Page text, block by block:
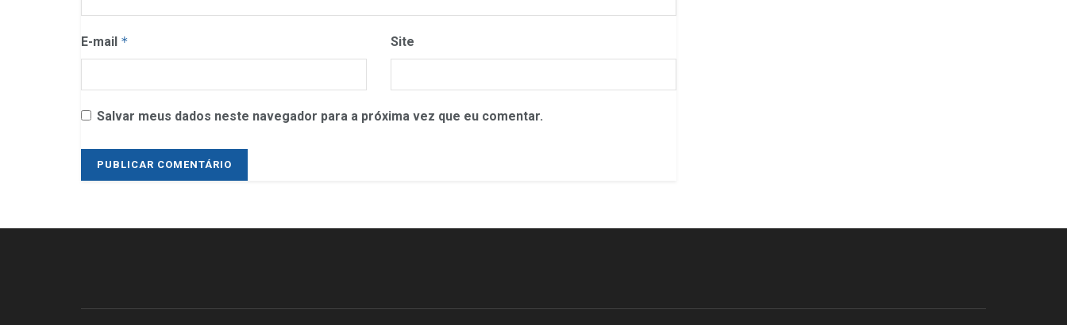
E-mail * Site
Salvar meus dados neste navegador para a próxima vez que eu comentar.